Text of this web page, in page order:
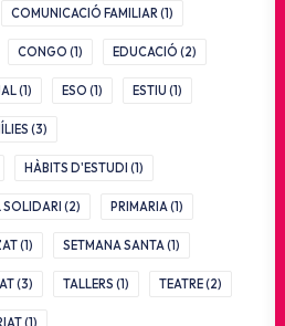
COMUNICACIÓ FAMILIAR(1)
CONGO (1) EDUCACIÓ (2)
(1) ESO (1) ESTIU (1)
(3)
HÀBITS D'ESTUDI (1)
SOLIDARI (2) PRIMARIA(1)
(1) SETMANA SANTA(1)
(3) TALLERS (1) TEATRE(2)
(1)